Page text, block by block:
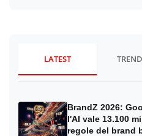
LATEST
BrandZ 2026:
l'AI vale 13.100
regole del brand